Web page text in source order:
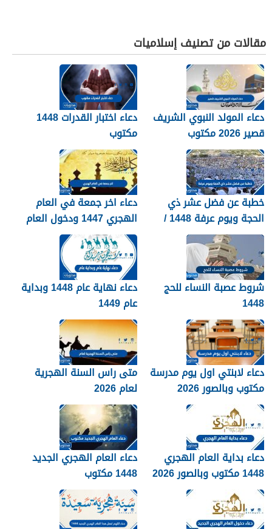
مقالات من تصنيف إسلاميات
دعاء المولد النبوي الشريف
قصير 2026 مكتوب
دعاء اختبار القدرات 1448
مكتوب
خطبة عن فضل عشر ذي
الحجة ويوم عرفة 1448 /
2026
دعاء اخر جمعة في العام
الهجري 1447 ودخول العام
الجديد 1448
شروط عصبة النساء للحج
1448
دعاء نهاية عام 1448 وبداية
عام 1449
دعاء لابنتي اول يوم مدرسة
مكتوب وبالصور 2026
متى راس السنة الهجرية
لعام 2026
دعاء بداية العام الهجري
1448 مكتوب وبالصور 2026
دعاء العام الهجري الجديد
1448 مكتوب